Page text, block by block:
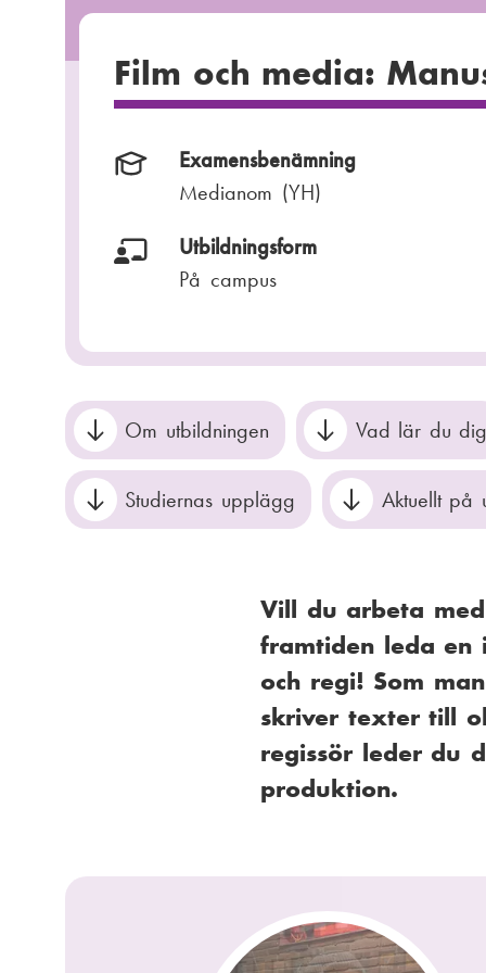
Film och media:
Examensbenämning
Medianom (YH)
Utbildningsform
På campus
Om utbildningen Vad lär du
Studiernas upplägg Aktuellt på
Vill du arbeta
framtiden leda en
och regi! Som
skriver texter till
regissör leder du
produktion.